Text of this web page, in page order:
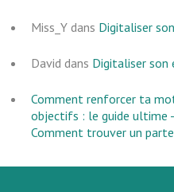
Miss_Y dans Digitaliser
David dans Digitaliser son
Comment renforcer ta
objectifs : le guide ultime
Comment trouver un